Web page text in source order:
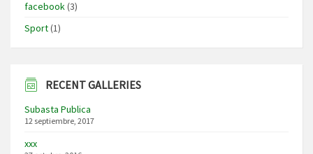
facebook(3)
Sport(1)
RECENT GALLERIES
Subasta Publica
12 septiembre, 2017
xxx